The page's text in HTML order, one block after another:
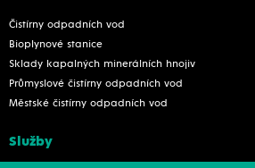
Čistírny odpadních vod
Bioplynové stanice
Sklady kapalných minerálních hnojiv
Průmyslové čistírny odpadních vod
Městské čistírny odpadních vod
Služby